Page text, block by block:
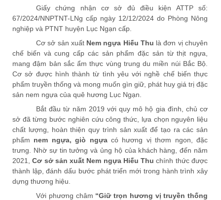
Giấy chứng nhận cơ sở đủ điều kiện ATTP số:
67/2024/NNPTNT-LNg cấp ngày 12/12/2024 do Phòng Nông
nghiệp và PTNT huyện Lục Ngạn cấp.
Cơ sở sản xuất Nem ngựa Hiếu Thu là đơn vị chuyên
chế biến và cung cấp các sản phẩm đặc sản từ thịt ngựa,
mang đậm bản sắc ẩm thực vùng trung du miền núi Bắc Bộ.
Cơ sở được hình thành từ tình yêu với nghề chế biến thực
phẩm truyền thống và mong muốn gìn giữ, phát huy giá trị đặc
sản nem ngựa của quê hương Lục Ngạn.
Bắt đầu từ năm 2019 với quy mô hộ gia đình, chủ cơ
sở đã từng bước nghiên cứu công thức, lựa chọn nguyên liệu
chất lượng, hoàn thiện quy trình sản xuất để tạo ra các sản
phẩm nem ngựa, giò ngựacó hương vị thơm ngon, đặc
trưng. Nhờ sự tin tưởng và ủng hộ của khách hàng, đến năm
2021,Cơ sở sản xuất Nem ngựa Hiếu Thu chính thức được
thành lập, đánh dấu bước phát triển mới trong hành trình xây
dựng thương hiệu.
Với phương châm “Giữ trọn hương vị truyền thống